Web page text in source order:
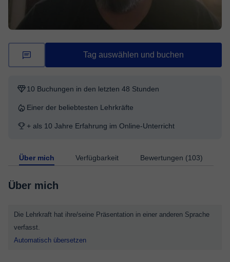
Bietet kostenlose Probezeit
Tag auswählen und buchen
10 Buchungen in den letzten 48 Stunden
Einer der beliebtesten Lehrkräfte
+ als 10 Jahre Erfahrung im Online-Unterricht
Über mich Verfügbarkeit Bewertungen (103)
Über mich
Die Lehrkraft hat ihre/seine Präsentation in einer anderen Sprache
verfasst.
Automatisch übersetzen